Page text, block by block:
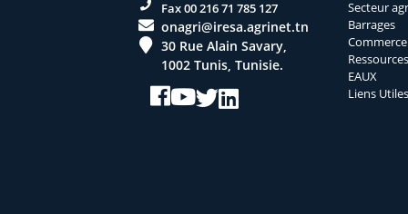
Fax 00 216 71 785 127
onagri@iresa.agrinet.tn
30 Rue Alain Savary,
1002 Tunis, Tunisie.
Secteur
Barrages
EAUX
Liens Utiles